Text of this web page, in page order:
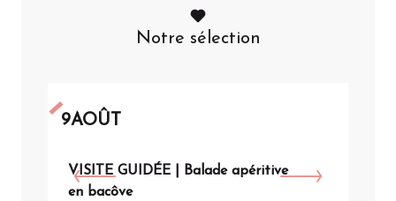
Notre sélection
9AOÛT
VISITE GUIDÉE | Balade apéritive
en bacôve